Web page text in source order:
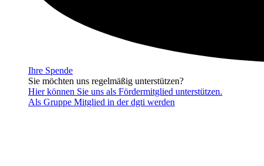
Ihre Spende
Sie möchten uns regelmäßig unterstützen?
Hier können Sie uns als Fördermitglied unterstützen.
Als Gruppe Mitglied in der dgti werden